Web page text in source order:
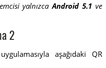
yalnızcaAndroid 5.1 ve
2
aşağıdaki QR